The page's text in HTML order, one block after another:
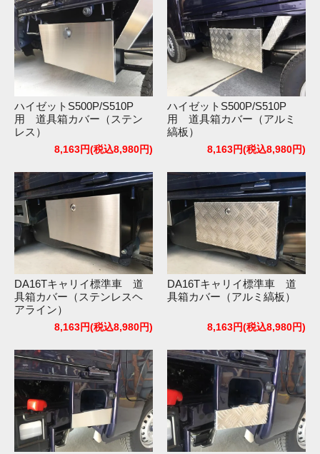
ハイゼットS500P/S510P
用 道具箱カバー（ステン
レス）
8,163円(税込8,980円)
ハイゼットS500P/S510P
用 道具箱カバー（アルミ
縞板）
8,163円(税込8,980円)
DA16Tキャリイ標準車 道
具箱カバー（ステンレスヘ
アライン）
8,163円(税込8,980円)
DA16Tキャリイ標準車 道
具箱カバー（アルミ縞板）
8,163円(税込8,980円)